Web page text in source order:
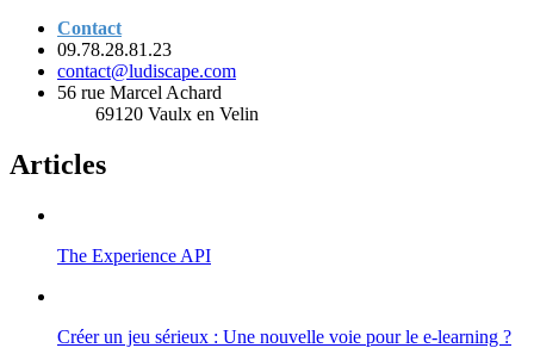
Contact
09.78.28.81.23
contact@ludiscape.com
56 rue Marcel Achard
69120 Vaulx en Velin
Articles
The Experience API
Créer un jeu sérieux : Une nouvelle voie pour le e-learning ?